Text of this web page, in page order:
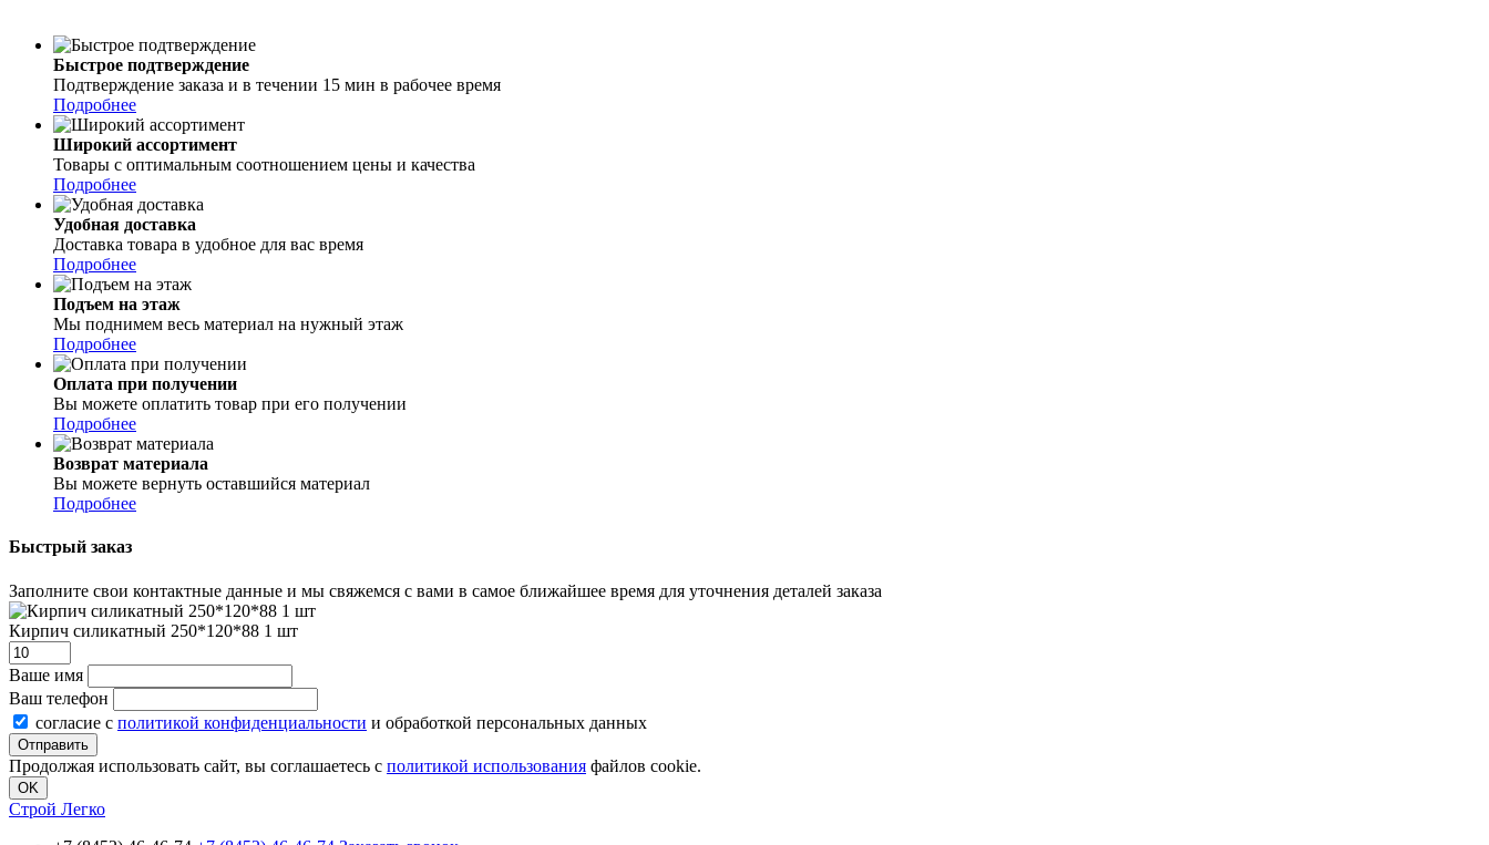
Быстрое подтверждение
Подтверждение заказа и в течении 15 мин в рабочее время
Подробнее
Широкий ассортимент
Товары с оптимальным соотношением цены и качества
Подробнее
Удобная доставка
Доставка товара в удобное для вас время
Подробнее
Подъем на этаж
Мы поднимем весь материал на нужный этаж
Подробнее
Оплата при получении
Вы можете оплатить товар при его получении
Подробнее
Возврат материала
Вы можете вернуть оставшийся материал
Подробнее
Быстрый заказ
Заполните свои контактные данные и мы свяжемся с вами в самое ближайшее время для уточнения деталей заказа
Кирпич силикатный 250*120*88 1 шт
Ваше имя
Ваш телефон
согласие с политикой конфиденциальности и обработкой персональных данных
Продолжая использовать сайт, вы соглашаетесь с политикой использования файлов cookie.
OK
Строй Легко